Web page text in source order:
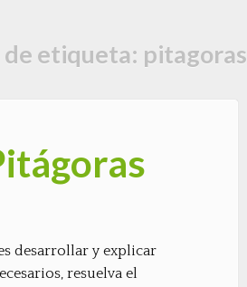
etiqueta: pitagoras
desarrollar y explicar
resuelva el